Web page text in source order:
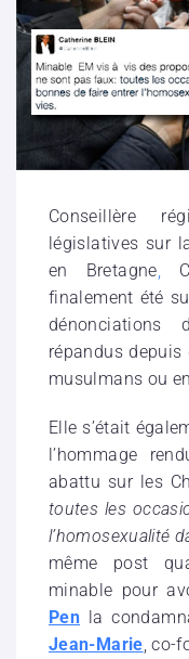
Conseillère
législatives sur
en Bretagne
finalement été
dénonciations
répandus
musulmans ou
Elle s’était
l’hommage
abattu sur les
toutes les
l’homosexualité
même post
minable pour
Pen la
Jean-Marie , co-